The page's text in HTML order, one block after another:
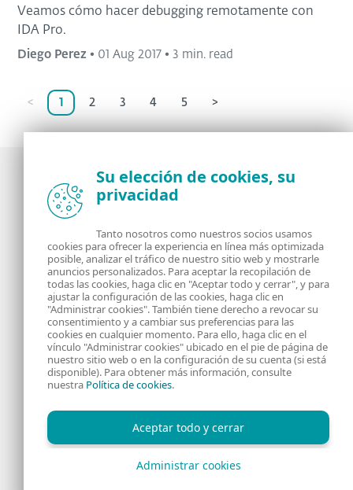
Veamos cómo hacer debugging remotamente con
IDA Pro.
Diego Perez • 01 Aug 2017 • 3 min. read
< 1 2 3 4 5 >
Noticias, opiniones y análisis de la comunidad de
seguridad de ESET
Acerca de RSS Feed
Contáctanos Dirección
Información Legal Política de Cookies
Política de privacidad
Su elección de cookies, su
privacidad
Tanto nosotros como nuestros socios usamos
cookies para ofrecer la experiencia en línea más optimizada
posible, analizar el tráfico de nuestro sitio web y mostrarle
anuncios personalizados. Para aceptar la recopilación de
todas las cookies, haga clic en "Aceptar todo y cerrar", y para
ajustar la configuración de las cookies, haga clic en
"Administrar cookies". También tiene derecho a revocar su
consentimiento y a cambiar sus preferencias para las
cookies en cualquier momento. Para ello, haga clic en el
vínculo "Administrar cookies" ubicado en el pie de página de
nuestro sitio web o en la configuración de su cuenta (si está
disponible). Para obtener más información, consulte
nuestra Política de cookies.
Aceptar todo y cerrar
Administrar cookies